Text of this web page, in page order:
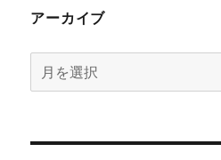
アーカイブ
ー
イ